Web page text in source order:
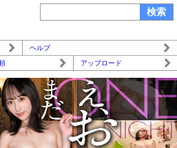
ヘルプ
アップロード